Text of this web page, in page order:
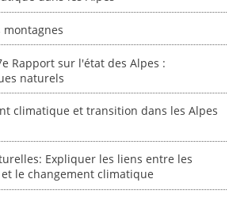
montagnes
Rapport sur l'état des Alpes :
naturels
climatique et transition dans les Alpes
Expliquer les liens entre les
le changement climatique